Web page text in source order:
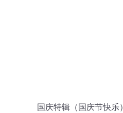
国庆特辑（国庆节快乐）